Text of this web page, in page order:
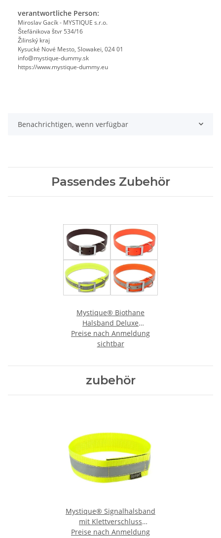
verantwortliche Person:
Miroslav Gacík - MYSTIQUE s.r.o.
Štefánikova štvr 534/16
Žilinský kraj
Kysucké Nové Mesto, Slowakei, 024 01
info@mystique-dummy.sk
https://www.mystique-dummy.eu
Benachrichtigen, wenn verfügbar
Passendes Zubehör
Mystique® Biothane
Halsband Deluxe
Hundehalsband
Preise nach Anmeldung
sichtbar
zubehör
Mystique® Signalhalsband
mit Klettverschluss
Reflexhalsband 55cm neon
Preise nach Anmeldung